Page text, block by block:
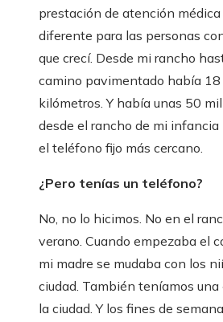
prestación de atención médica
diferente para las personas
que crecí. Desde mi rancho
camino pavimentado había 18
kilómetros. Y había unas 50
desde el rancho de mi infancia
el teléfono fijo más cercano.
¿Pero tenías un teléfono?
No, no lo hicimos. No en el
verano. Cuando empezaba el
mi madre se mudaba con los
ciudad. También teníamos una
la ciudad. Y los fines de semana